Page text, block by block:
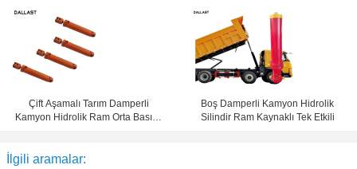
Çift Aşamalı Tarım Damperli
Kamyon Hidrolik Ram Orta Basınç
Boş Damperli Kamyon Hidrolik
Silindir Ram Kaynaklı Tek Etkili
İlgili aramalar: